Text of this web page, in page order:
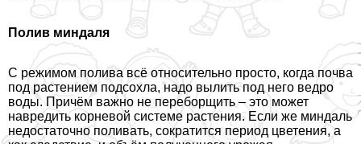
Полив миндаля
С режимом полива всё относительно просто, когда почва
под растением подсохла, надо вылить под него ведро
воды. Причём важно не переборщить – это может
навредить корневой системе растения. Если же миндаль
недостаточно поливать, сократится период цветения, а